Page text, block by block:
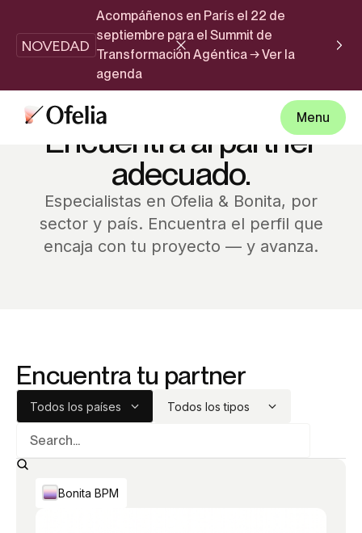
NOVEDAD
Acompáñenos en París el 22 de
septiembre para el Summit de
Transformación Agéntica → Ver la
agenda
Menu
DIRECTORIO DE PARTNERS
Encuentra al partner
adecuado.
Especialistas en Ofelia & Bonita, por
sector y país. Encuentra el perfil que
encaja con tu proyecto — y avanza.
Encuentra tu partner
Todos los países Todos los tipos
Bonita BPM